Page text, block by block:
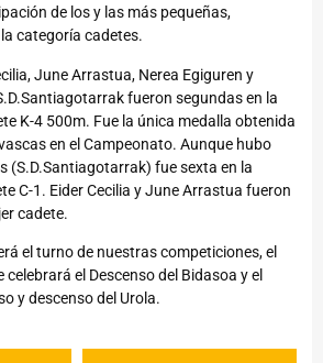
de los y las más pequeñas,
categoría cadetes.
June Arrastua, Nerea Egiguren y
fueron segundas en la
K-4 500m. Fue la única medalla obtenida
en el Campeonato. Aunque hubo
(S.D.Santiagotarrak) fue sexta en la
C-1. Eider Cecilia y June Arrastua fueron
cadete.
el turno de nuestras competiciones, el
el Descenso del Bidasoa y el
y descenso del Urola.